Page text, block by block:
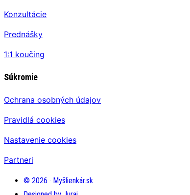
Konzultácie
Prednášky
1:1 koučing
Súkromie
Ochrana osobných údajov
Pravidlá cookies
Nastavenie cookies
Partneri
© 2026 · Myšlienkár.sk